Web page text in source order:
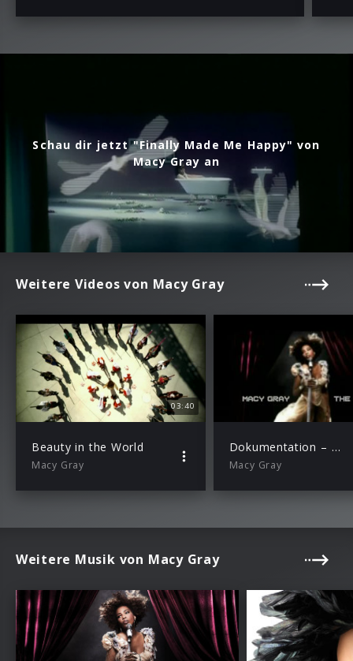
Schau dir jetzt "Finally Made Me Happy" von
Macy Gray an
Weitere Videos von Macy Gray
03:40
Beauty in the World
Macy Gray
Dokumentation – Macy Gray “The Sellout”
Macy Gray
Weitere Musik von Macy Gray